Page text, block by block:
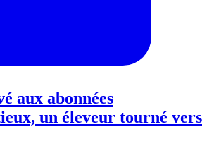
aux abonnées
un éleveur tourné vers